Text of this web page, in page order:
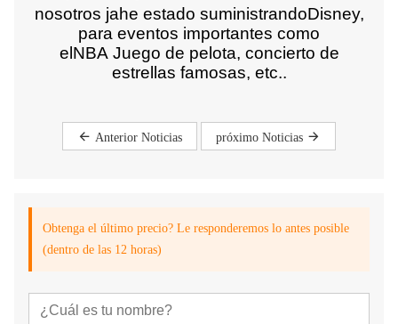
nosotros jahe estado suministrandoDisney,
para eventos importantes como
el NBA Juego de pelota, concierto de
estrellas famosas, etc..
Anterior Noticias próximo Noticias
Obtenga el último precio? Le responderemos lo antes posible
(dentro de las 12 horas)